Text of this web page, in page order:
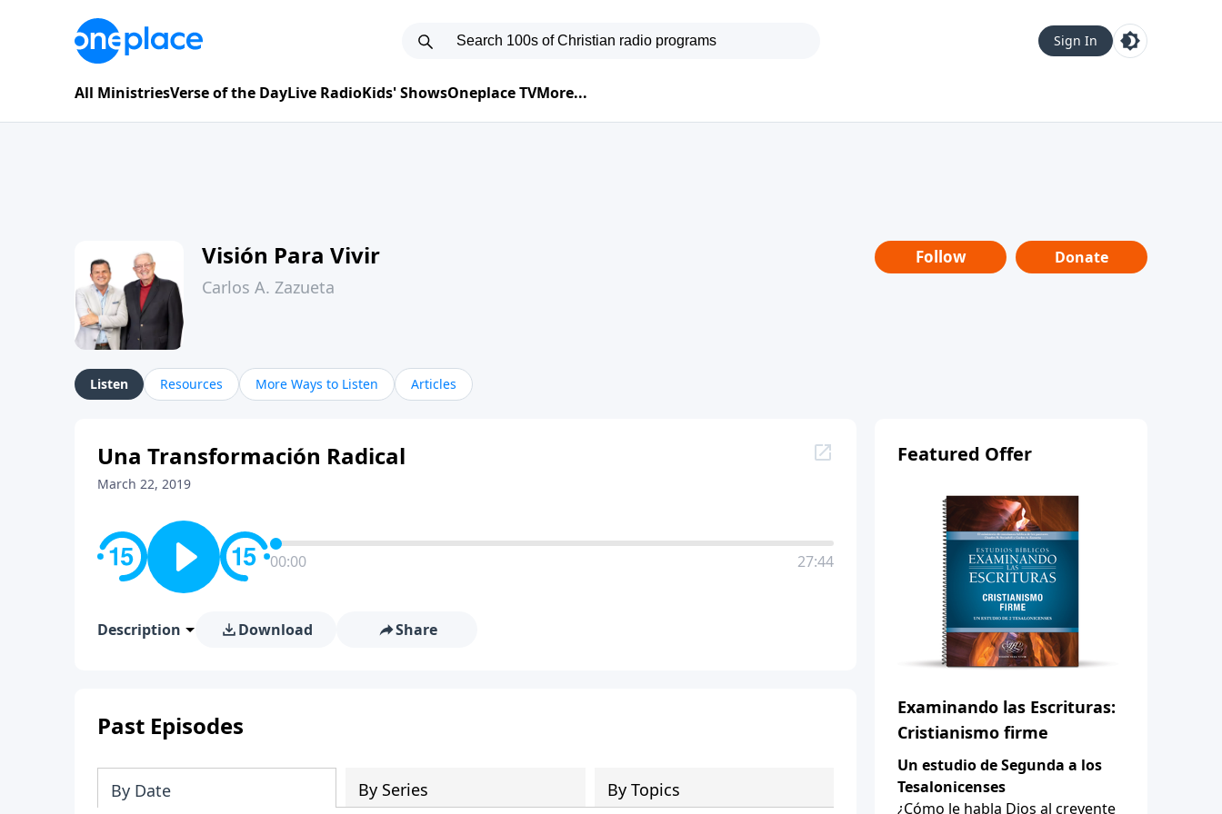
Sign In
All MinistriesVerse of the DayLive RadioKids' ShowsOneplace TVMore...
Visión Para Vivir
Carlos A. Zazueta
Follow Donate
Listen Resources More Ways to Listen Articles
Una Transformación Radical
March 22, 2019
00:00 27:44
Description Download Share
Past Episodes
By Date By Series By Topics
Featured Offer
Examinando las Escrituras:
Cristianismo firme
Un estudio de Segunda a los
Tesalonicenses
¿Cómo le habla Dios al creyente